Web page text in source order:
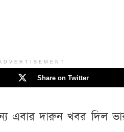
Share on Twitter
এবার দারুন খবর দিল